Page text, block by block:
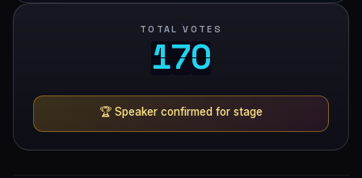
TOTAL VOTES
1
17
70
0
🏆 Speaker confirmed for stage